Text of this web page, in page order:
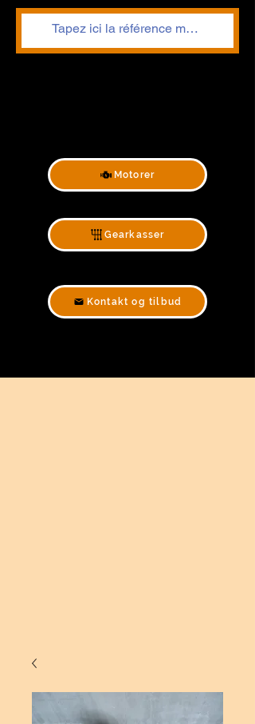
Motorer
Gearkasser
Kontakt og tilbud